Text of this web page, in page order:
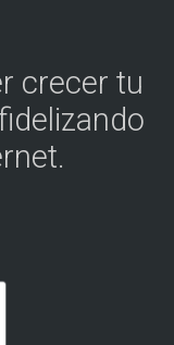
crecer tu